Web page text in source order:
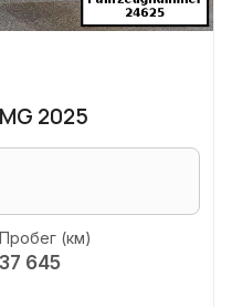
2025
Пробег (км)
37 645